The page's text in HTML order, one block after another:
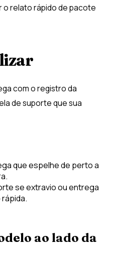
o relato rápido de pacote
com o registro da
de suporte que sua
que espelhe de perto a
se extravio ou entrega
ao lado da